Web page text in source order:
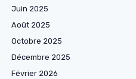
Juin 2025
Août 2025
Octobre 2025
Décembre 2025
Février 2026